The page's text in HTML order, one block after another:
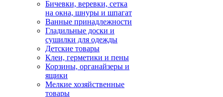
Бичевки, веревки, сетка
на окна, шнуры и шпагат
Ванные принадлежности
Гладильные доски и
сушилки для одежды
Детские товары
Клеи, герметики и пены
Корзины, органайзеры и
ящики
Мелкие хозяйственные
товары